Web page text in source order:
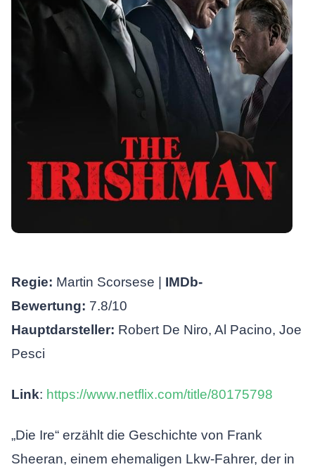
Regie: Martin Scorsese | IMDb-
Bewertung: 7.8/10
Hauptdarsteller: Robert De Niro, Al Pacino, Joe
Pesci
Link: https://www.netflix.com/title/80175798
„Die Ire“ erzählt die Geschichte von Frank
Sheeran, einem ehemaligen Lkw-Fahrer, der in